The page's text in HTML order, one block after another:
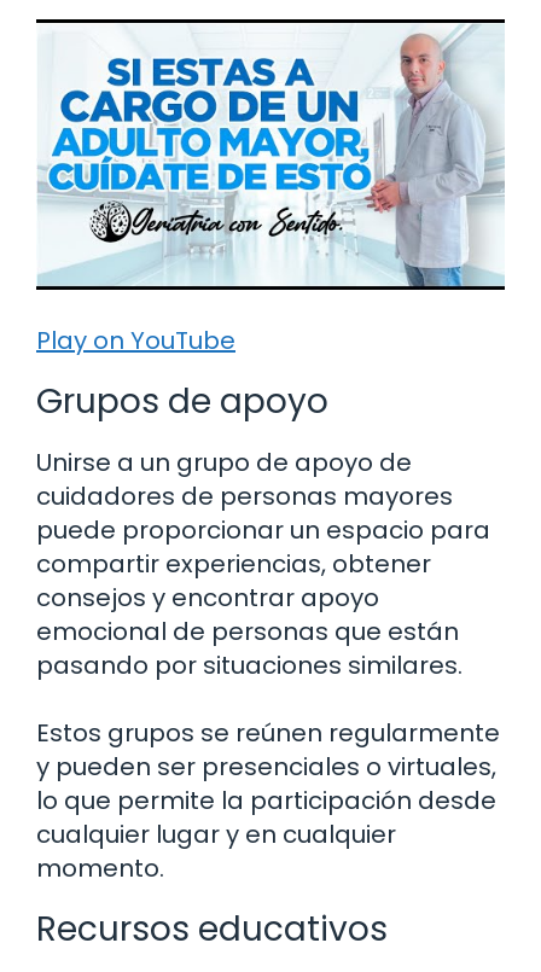
Play on YouTube
Grupos de apoyo
Unirse a un grupo de apoyo de
cuidadores de personas mayores
puede proporcionar un espacio para
compartir experiencias, obtener
consejos y encontrar apoyo
emocional de personas que están
pasando por situaciones similares.
Estos grupos se reúnen regularmente
y pueden ser presenciales o virtuales,
lo que permite la participación desde
cualquier lugar y en cualquier
momento.
Recursos educativos